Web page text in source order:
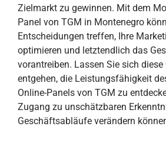
Zielmarkt zu gewinnen. Mit dem
Panel von TGM in Montenegro
Entscheidungen treffen, Ihre
optimieren und letztendlich das
vorantreiben. Lassen Sie sich
entgehen, die Leistungsfähigkeit
Online-Panels von TGM zu
Zugang zu unschätzbaren
Geschäftsabläufe verändern